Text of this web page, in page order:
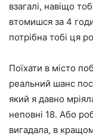
взагалі, навіщо
втомишся за 4
потрібна тобі ця
Поїхати в місто
реальний шанс
який я давно
неповні 18. Або
вигадала, в